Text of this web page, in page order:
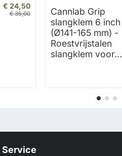
€ 24,50
€ 35,00
Cannlab Grip
slangklem 6 inch
(Ø141-165 mm) -
Roestvrijstalen
slangklem voor...
Service